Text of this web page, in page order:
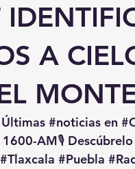
A
Últimas #noticias en
1600-AM🎙️ Descúbrelo
#Tlaxcala #Puebla